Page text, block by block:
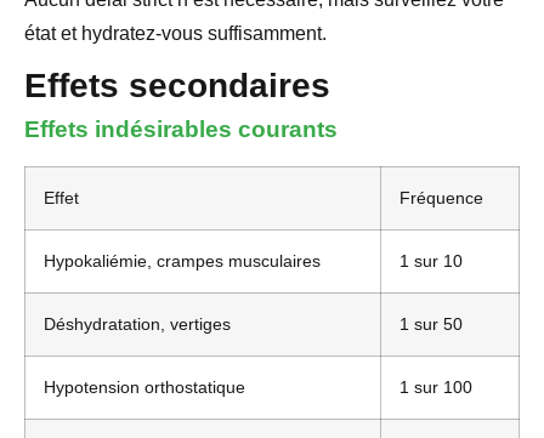
état et hydratez-vous suffisamment.
Effets secondaires
Effets indésirables courants
Effet Fréquence
Hypokaliémie, crampes musculaires 1 sur 10
Déshydratation, vertiges 1 sur 50
Hypotension orthostatique 1 sur 100